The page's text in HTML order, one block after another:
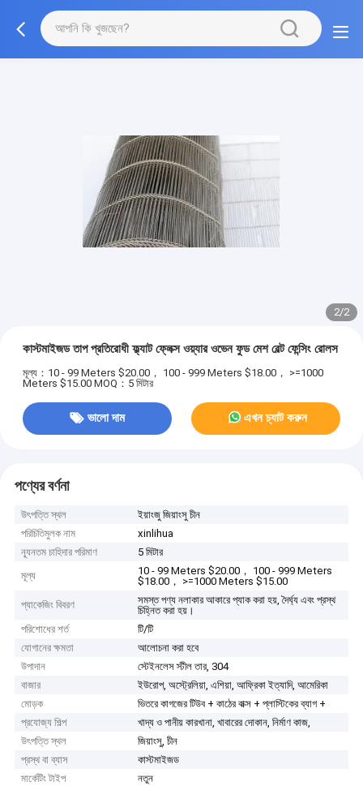
2/2
কাস্টমাইজড তাপ প্রতিরোধী ফ্ল্যাট ফ্লেক্স ওয়্যার ওভেন ফুড মেশ বেল্ট ফেন্সিং রোলস
মূল্য：10 - 99 Meters $20.00， 100 - 999 Meters $18.00， >=1000
Meters $15.00 MOQ：5 মিটার
ভালো দাম এখন চ্যাট করুন
পণ্যের বর্ণনা
উৎপত্তি স্থল
ইয়াংজু জিয়াংসু চীন
পরিচিতিমুলক নাম
xinlihua
ন্যূনতম চাহিদার পরিমাণ
5 মিটার
মূল্য
10 - 99 Meters $20.00， 100 - 999 Meters
$18.00， >=1000 Meters $15.00
প্যাকেজিং বিবরণ
সমস্ত পণ্য নলাকার আকারে প্যাক করা হয়, দৈর্ঘ্য এবং প্রস্থ
চিহ্নিত করা হয়।
পরিশোধের শর্ত
টি/টি
যোগানের ক্ষমতা
আলোচনা করা হবে
উপাদান
স্টেইনলেস স্টীল তার, 304
বাজার
ইউরোপ, অস্ট্রেলিয়া, এশিয়া, আফ্রিকা ইত্যাদি, আমেরিকা
মোড়ক
ভিতরে কাগজের টিউব + কাঠের বাক্স + প্লাস্টিকের ব্যাগ +
প্রযোজ্য শিল্প
খাদ্য ও পানীয় কারখানা, খাবারের দোকান, নির্মাণ কাজ,
উৎপত্তি স্থল
জিয়াংসু, চীন
প্রস্থ বা ব্যাস
কাস্টমাইজড
মার্কেটিং টাইপ
নতুন